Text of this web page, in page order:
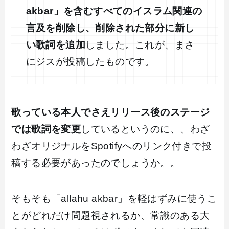
akbar」を含むすべてのイスラム関連の
言及を削除し、削除された部分に新し
い歌詞を追加 しました。これが、まさ
にジスが投稿したものです。
歌っている本人でさえリリース後のステージ
では歌詞を変更しているというのに、、わざ
わざオリジナルをSpotifyへのリンク付きで投
稿する必要があったのでしょうか。。
そもそも「allahu akbar」を軽はずみに使うこ
とがどれだけ問題視されるか、常識のある大